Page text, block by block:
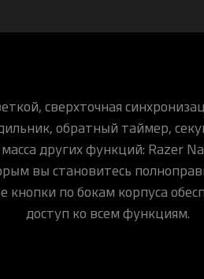
сверхточная
обратный таймер,
других функций: Razer
вы становитесь
кнопки по бокам корпуса
доступ ко всем функциям.